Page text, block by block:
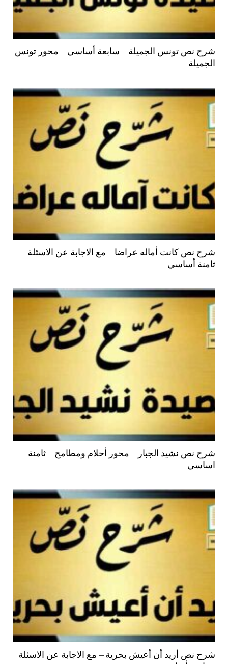
شرح نص تونس الجميلة – سابعة أساسي – محور تونس
الجميلة
شرح نص كانت أماله عراضا – مع الاجابة عن الاسئلة –
ثامنة أساسي
شرح نص نشيد الجبار – محور أحلام ومطامح – ثامنة
اساسي
شرح نص أريد أن أعيش بحرية – مع الاجابة عن الاسئلة